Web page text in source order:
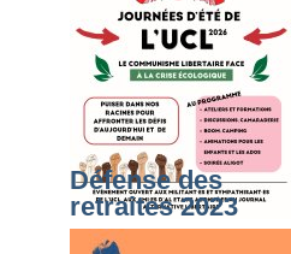
Du dimanche 02 août au
Défense des
retraites 2023